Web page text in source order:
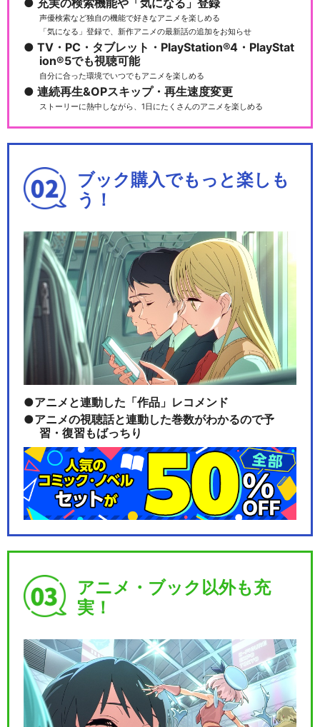
充実の検索機能や「気になる」登録
声優検索など独自の機能で好きなアニメを楽しめる
「気になる」登録で、新作アニメの最新話の追加をお知らせ
TV・PC・タブレット・PlayStation®4・PlayStat
ion®5でも視聴可能
自分に合った環境でいつでもアニメを楽しめる
連続再生&OPスキップ・再生速度変更
ストーリーに熱中しながら、1日にたくさんのアニメを楽しめる
ブック購入でもっと楽しも
う！
アニメと連動した「作品」レコメンド
アニメの視聴話と連動した巻数がわかるので予
習・復習もばっちり
アニメ・ブック以外も充
実！